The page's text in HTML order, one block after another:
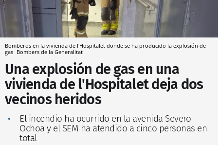
Bomberos en la vivienda de l'Hospitalet donde se ha producido la explosión de
gas Bombers de la Generalitat
Una explosión de gas en una
vivienda de l'Hospitalet deja dos
vecinos heridos
El incendio ha ocurrido en la avenida Severo
Ochoa y el SEM ha atendido a cinco personas en
total